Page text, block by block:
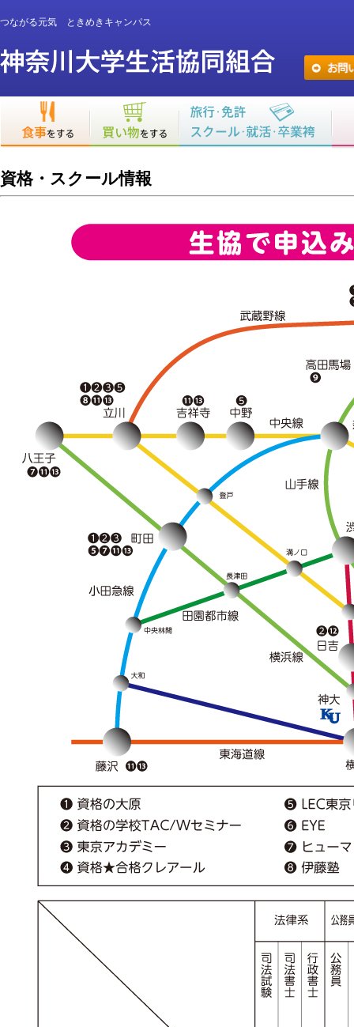
つながる元気 ときめきキャンパス
資格・スクール情報